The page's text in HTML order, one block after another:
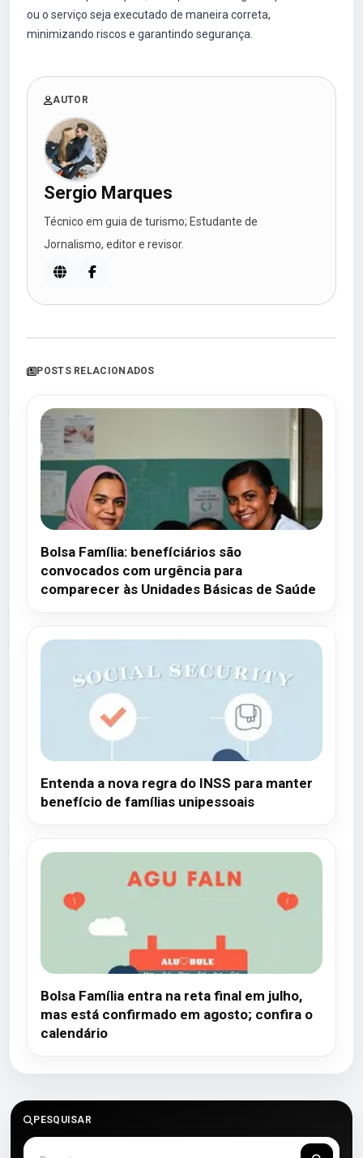
ou o serviço seja executado de maneira correta,
minimizando riscos e garantindo segurança.
AUTOR
Sergio Marques
Técnico em guia de turismo; Estudante de
Jornalismo, editor e revisor.
POSTS RELACIONADOS
Bolsa Família: benefíciários são
convocados com urgência para
comparecer às Unidades Básicas de Saúde
Entenda a nova regra do INSS para manter
benefício de famílias unipessoais
Bolsa Família entra na reta final em julho,
mas está confirmado em agosto; confira o
calendário
PESQUISAR